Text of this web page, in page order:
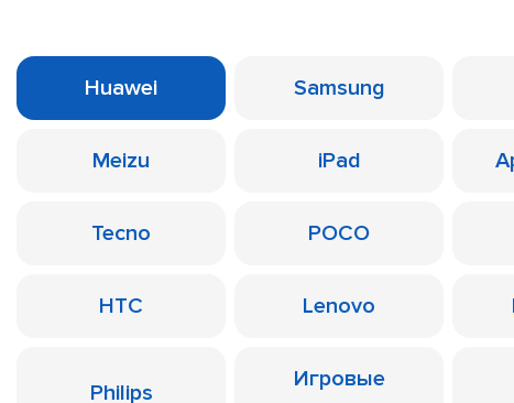
Huawei Samsung
Meizu iPad
Tecno POCO
HTC Lenovo
Philips
Игровые